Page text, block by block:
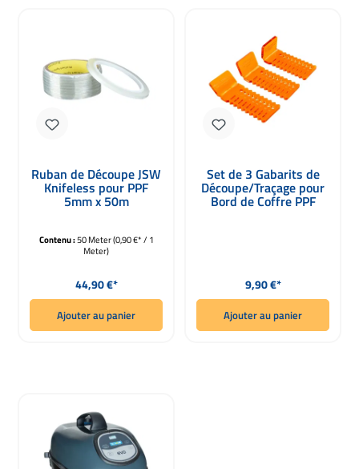
Ruban de Découpe JSW
Knifeless pour PPF
5mm x 50m
Contenu :50 Meter(0,90 €* / 1
Meter)
Prix régulier :
44,90 €*
Ajouter au panier
Set de 3 Gabarits de
Découpe/Traçage pour
Bord de Coffre PPF
Prix régulier :
9,90 €*
Ajouter au panier